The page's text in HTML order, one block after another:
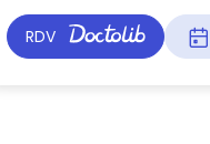
RDV